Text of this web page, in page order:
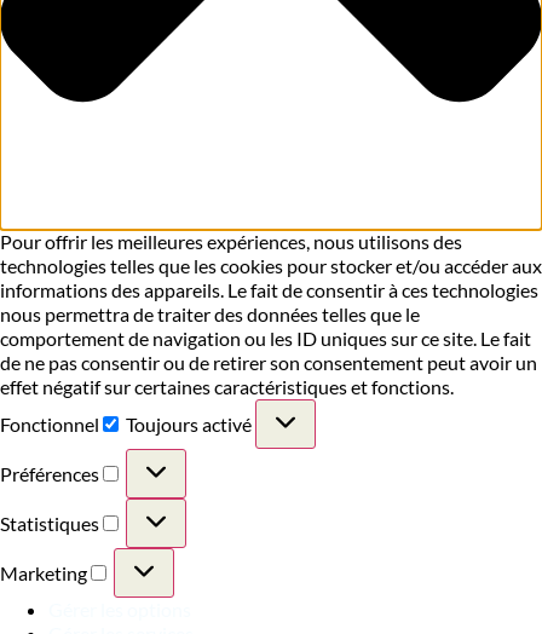
Pour offrir les meilleures expériences, nous utilisons des
technologies telles que les cookies pour stocker et/ou accéder aux
informations des appareils. Le fait de consentir à ces technologies
nous permettra de traiter des données telles que le
comportement de navigation ou les ID uniques sur ce site. Le fait
de ne pas consentir ou de retirer son consentement peut avoir un
effet négatif sur certaines caractéristiques et fonctions.
Fonctionnel
Toujours activé
Préférences
Statistiques
Marketing